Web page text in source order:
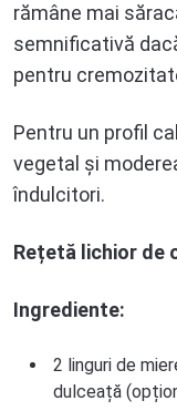
rămâne mai
semnificativă
pentru
Pentru un profil
vegetal și
îndulcitori.
Rețetă lichior de
Ingrediente:
2 linguri de
dulceață